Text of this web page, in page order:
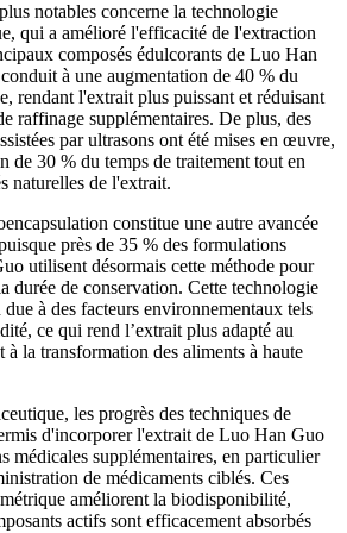
notables concerne la technologie
qui a amélioré l'efficacité de l'extraction
composés édulcorants de Luo Han
à une augmentation de 40 % du
rendant l'extrait plus puissant et réduisant
raffinage supplémentaires. De plus, des
par ultrasons ont été mises en œuvre,
de 30 % du temps de traitement tout en
naturelles de l'extrait.
constitue une autre avancée
près de 35 % des formulations
utilisent désormais cette méthode pour
durée de conservation. Cette technologie
à des facteurs environnementaux tels
ce qui rend l’extrait plus adapté au
à la transformation des aliments à haute
les progrès des techniques de
d'incorporer l'extrait de Luo Han Guo
médicales supplémentaires, en particulier
de médicaments ciblés. Ces
améliorent la biodisponibilité,
actifs sont efficacement absorbés